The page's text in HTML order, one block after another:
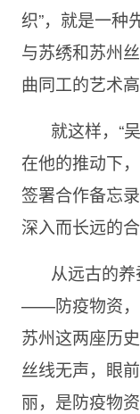
织”，就是一种
与苏绣和苏州
曲同工的艺术高
就这样，“
在他的推动下
签署合作备忘
深入而长远的合
从远古的
——防疫物资
苏州这两座历
丝线无声，眼
丽，是防疫物